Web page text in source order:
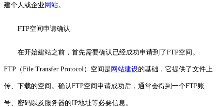
建个人或企业 网站。
FTP空间申请确认
在开始建站之前，首先需要确认已经成功申请到了FTP空间。
FTP（File Transfer Protocol）空间是 网站建设的基础，它提供了文件上
传、下载的空间。确认FTP空间申请成功后，通常会得到一个FTP账
号、密码以及服务器的IP地址等必要信息。